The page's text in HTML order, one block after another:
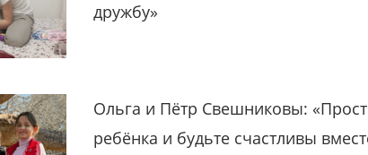
дружбу»
Ольга и Пётр Свешниковы:
ребёнка и будьте счастливы